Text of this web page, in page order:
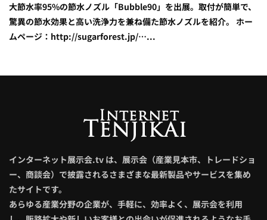
大節水率95%の節水ノズル「Bubble90」を出展。取付が簡単で、
驚異の節水効果と高い洗浄力を兼ね備た節水ノズルを紹介。 ホー
ムページ：http://sugarforest.jp/…...
インターネット展示会.tv は、展示会（産業見本市、トレードショ
ー、商談会）で披露されるさまざまな最新製品やサービスを集め
たサイトです。
あらゆる産業分野の企業が、手軽に、効率よく、展示会を利用